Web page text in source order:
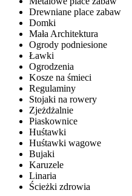
Drewniane place zabaw
Domki
Mała Architektura
Ogrody podniesione
Ławki
Ogrodzenia
Kosze na śmieci
Regulaminy
Stojaki na rowery
Zjeżdżalnie
Piaskownice
Huśtawki
Huśtawki wagowe
Bujaki
Karuzele
Linaria
Ścieżki zdrowia